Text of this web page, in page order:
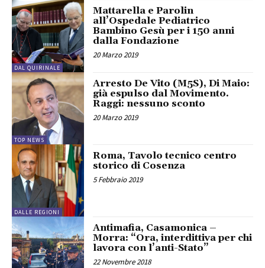
DAL QUIRINALE
Mattarella e Parolin
all’Ospedale Pediatrico
Bambino Gesù per i 150 anni
dalla Fondazione
20 Marzo 2019
TOP NEWS
Arresto De Vito (M5S), Di Maio:
già espulso dal Movimento.
Raggi: nessuno sconto
20 Marzo 2019
DALLE REGIONI
Roma, Tavolo tecnico centro
storico di Cosenza
5 Febbraio 2019
Antimafia, Casamonica –
Morra: “Ora, interdittiva per chi
lavora con l’anti-Stato”
22 Novembre 2018